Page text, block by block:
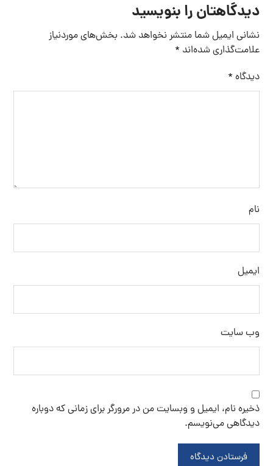
دیدگاهتان را بنویسید
نشانی ایمیل شما منتشر نخواهد شد. بخش‌های موردنیاز
علامت‌گذاری شده‌اند *
دیدگاه *
نام
ایمیل
وب‌ سایت
ذخیره نام، ایمیل و وبسایت من در مرورگر برای زمانی که دوباره
دیدگاهی می‌نویسم.
فرستادن دیدگاه